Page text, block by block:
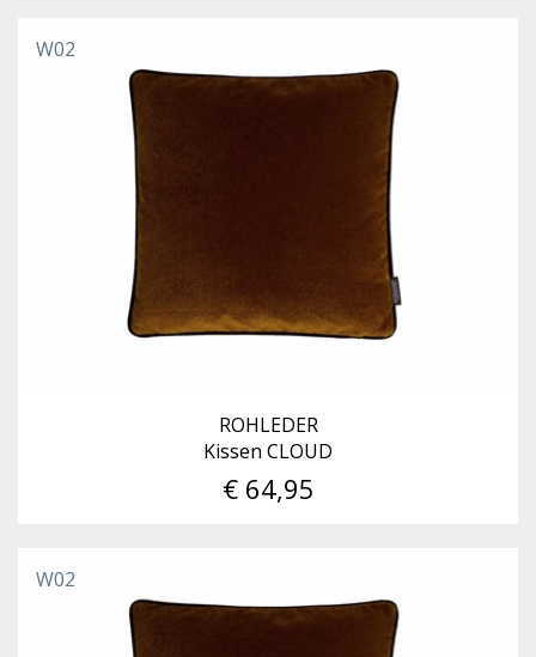
W02
ROHLEDER
Kissen CLOUD
€ 64,95
W02